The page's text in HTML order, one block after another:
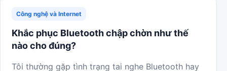
Công nghệ và Internet
Khắc phục Bluetooth chập chờn như thế
nào cho đúng?
Tôi thường gặp tình trạng tai nghe Bluetooth hay